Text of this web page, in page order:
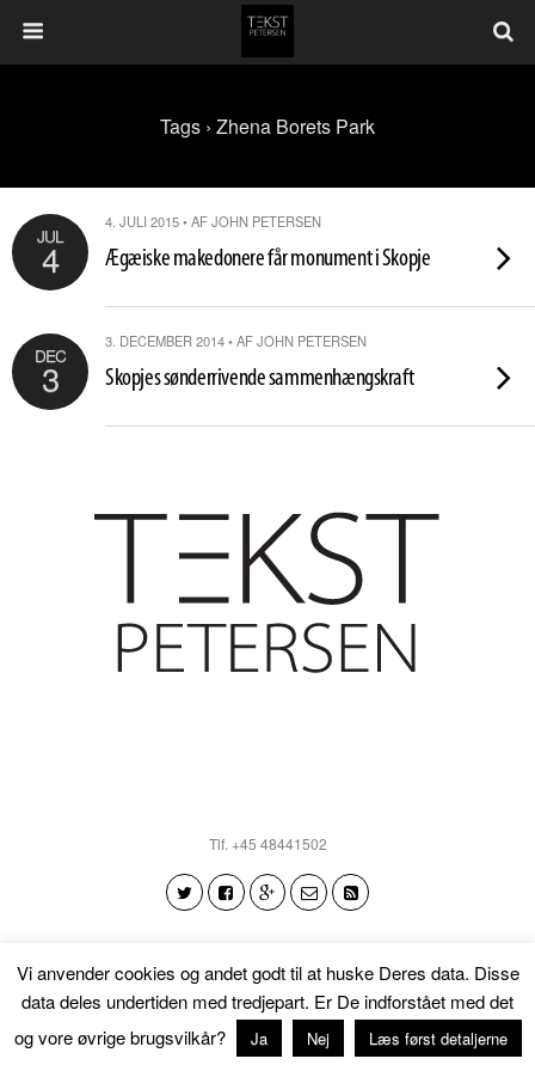
Tags › Zhena Borets Park
JUL
4
4. JULI 2015 • AF JOHN PETERSEN
Ægæiske makedonere får monument i Skopje
DEC
3
3. DECEMBER 2014 • AF JOHN PETERSEN
Skopjes sønderrivende sammenhængskraft
Tlf. +45 48441502
Vi anvender cookies og andet godt til at huske Deres data. Disse
data deles undertiden med tredjepart. Er De indforstået med det
og vore øvrige brugsvilkår?
Ja Nej Læs først detaljerne
Tilbage til toppen